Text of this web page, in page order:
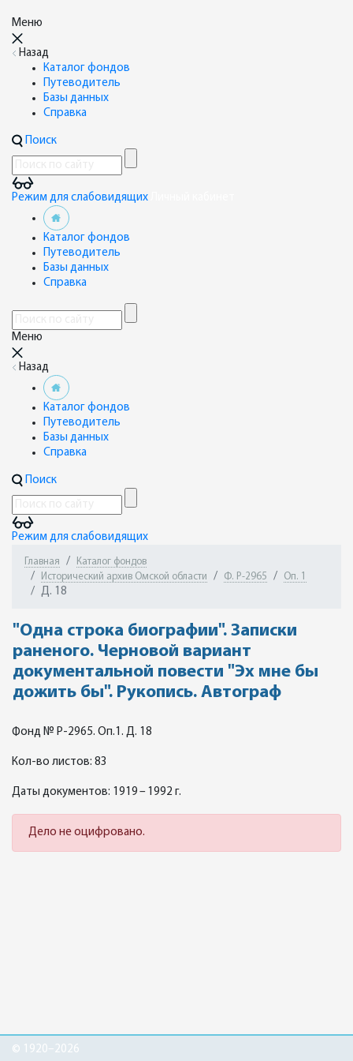
Меню
Назад
Каталог фондов
Путеводитель
Базы данных
Справка
Поиск
Режим для слабовидящих
Каталог фондов
Путеводитель
Базы данных
Справка
Меню
Назад
Каталог фондов
Путеводитель
Базы данных
Справка
Поиск
Режим для слабовидящих
Главная
Каталог фондов
Исторический архив Омской области
Ф. Р-2965 Оп. 1
Д. 18
"Одна строка биографии". Записки
раненого. Черновой вариант
документальной повести "Эх мне бы
дожить бы". Рукопись. Автограф
Фонд № Р-2965. Оп.1. Д. 18
Кол-во листов: 83
Даты документов: 1919 – 1992 г.
Дело не оцифровано.
© 1920–2026